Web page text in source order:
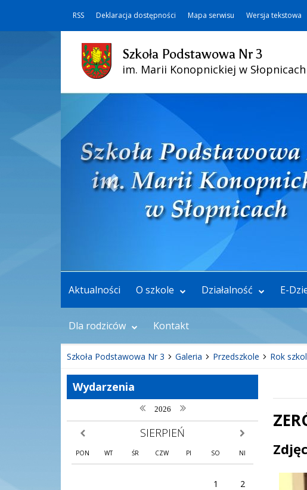
RSS Deklaracja dostępności Mapa serwisu Wersja tekstowa
Szkoła Podstawowa Nr 3
im. Marii Konopnickiej w Słopnicach
Aktualności O szkole Działalność E-
Dla rodziców Kontakt
Szkoła Podstawowa Nr 3 Galeria Przedszkole Rok
Wydarzenia
poprzedni rok
2026 następny rok
poprzedni miesiąc SIERPIEŃ następny miesiąc
PON WT ŚR CZW PI SO NI
1 2
Treść